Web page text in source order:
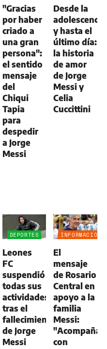
"Gracias
por haber
criado a
una gran
persona":
el sentido
mensaje
del
Chiqui
Tapia
para
despedir
a Jorge
Messi
Desde la
adolescencia
y hasta el
último día:
la historia
de amor
de Jorge
Messi y
Celia
Cuccittini
DEPORTES
Leones
FC
suspendió
todas sus
actividades
tras el
fallecimiento
de Jorge
Messi
INFORMACIÓN
El
mensaje
de Rosario
Central en
apoyo a la
familia
Messi:
con